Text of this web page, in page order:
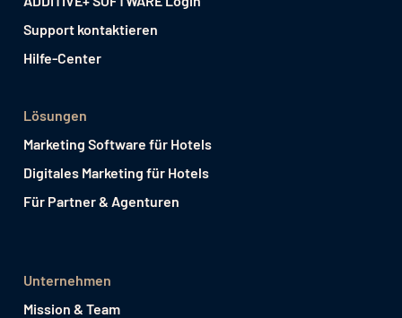
Support kontaktieren
Hilfe-Center
Lösungen
Marketing Software für Hotels
Digitales Marketing für Hotels
Für Partner & Agenturen
Unternehmen
Mission & Team